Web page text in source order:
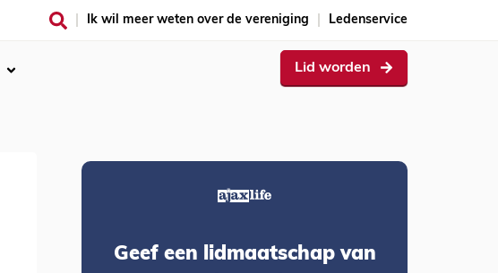
Ik wil meer weten over de vereniging Ledenservice
Lid worden
Geef een lidmaatschap van